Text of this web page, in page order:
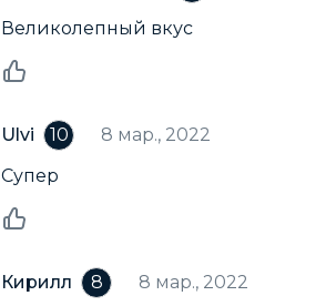
Великолепный вкус
Ulvi 10
8 мар., 2022
Супер
Кирилл 8
8 мар., 2022